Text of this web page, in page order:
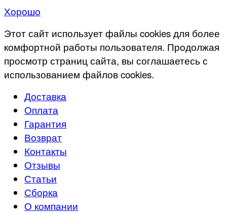
Хорошо
Этот сайт использует файлы cookies для более
комфортной работы пользователя. Продолжая
просмотр страниц сайта, вы соглашаетесь с
использованием файлов cookies.
Доставка
Оплата
Гарантия
Возврат
Контакты
Отзывы
Статьи
Сборка
О компании